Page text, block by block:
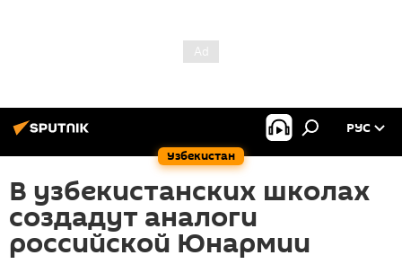
Узбекистан
РУС
В узбекистанских школах
создадут аналоги
российской Юнармии